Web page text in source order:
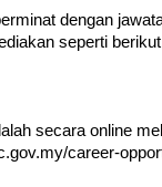
dengan
seperti
secara online
career-